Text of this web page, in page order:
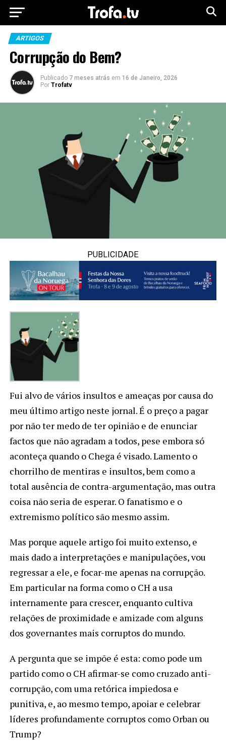
ARTIGOS
Corrupção do Bem?
Publicado 7 meses atrás em 16 de Janeiro, 2026
Por Trofatv
PUBLICIDADE
Fui alvo de vários insultos e ameaças por causa do
meu último artigo neste jornal. É o preço a pagar
por não ter medo de ter opinião e de enunciar
factos que não agradam a todos, pese embora só
aconteça quando o Chega é visado. Lamento o
chorrilho de mentiras e insultos, bem como a
total ausência de contra-argumentação, mas outra
coisa não seria de esperar. O fanatismo e o
extremismo político são mesmo assim.
Mas porque aquele artigo foi muito extenso, e
mais dado a interpretações e manipulações, vou
regressar a ele, e focar-me apenas na corrupção.
Em particular na forma como o CH a usa
internamente para crescer, enquanto cultiva
relações de proximidade e amizade com alguns
dos governantes mais corruptos do mundo.
A pergunta que se impõe é esta: como pode um
partido como o CH afirmar-se como cruzado anti-
corrupção, com uma retórica impiedosa e
punitiva, e, ao mesmo tempo, apoiar e celebrar
líderes profundamente corruptos como Orban ou
Trump?